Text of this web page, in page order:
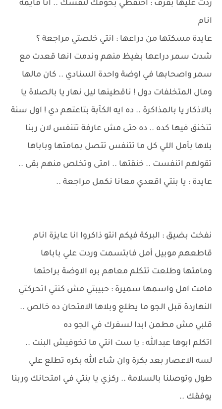
ردت عليها بقرف : احتفظي بخوفك لنفسك .. انا قايمة
انام
عايدة مسكتها من دراعها : انتي خلصتي مراجعة ؟
شدت سمر دراعها بغيظ منهم وندمت انها قعدت مع
سمر واصحابها في اوضة واحدة السنادي .. كان مالها
ومال المتخلفات دول ! ناقطينها ليل نهار يا بالصلاة يا
بالاذكار يا بالمذاكرة .. ده ايه الكآبة بتاعتهم دي ! اول سنة
تتخنق فيها كده .. ده حتى مش عارفة تتنفس لان ربنا
بلاها بأمل اللي كل ما تتنفس تتصل بمامتها وباباها
تقولهم اتنفست .. خنقتها .. امتى وتخلص منهم بقى ..
عايدة : يا بنتي اقعدي معانا نكمل مراجعة ..
نفخت بضيق : البركة فيكم انتو ذاكروا انا عايزة انام
قاطعهم موبيل أمل فابتسمت وردت علي باباها
ومامتها وطلعت تتكلم معاهم بره الاوضة براحتها
مامت امل واسمها سميرة : حبيبتي مش كنتي اتحركتي
النهاردة قبل الجو ما يطلع وبلاها الامتحان ده خالص ..
قلبي مش مطمن ابدا لسفرك في الجو ده
اتكلم ابوها عبدالله : يا ست انتي ما تخوفيش البنت ..
لسه الاعصار بعد بكرة وان شاء الله بكره تطلع علي
طول وتوصلنا بالسلامة .. ركزي يا بنتي في امتحانك وربنا
يوفقك ..